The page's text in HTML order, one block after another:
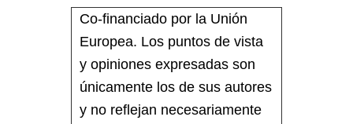
Co-financiado por la Unión
Europea. Los puntos de vista
y opiniones expresadas son
únicamente los de sus autores
y no reflejan necesariamente